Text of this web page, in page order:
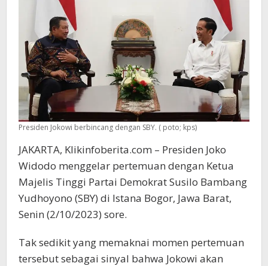
Presiden Jokowi berbincang dengan SBY. ( poto; kps)
JAKARTA, Klikinfoberita.com – Presiden Joko
Widodo menggelar pertemuan dengan Ketua
Majelis Tinggi Partai Demokrat Susilo Bambang
Yudhoyono (SBY) di Istana Bogor, Jawa Barat,
Senin (2/10/2023) sore.
Tak sedikit yang memaknai momen pertemuan
tersebut sebagai sinyal bahwa Jokowi akan